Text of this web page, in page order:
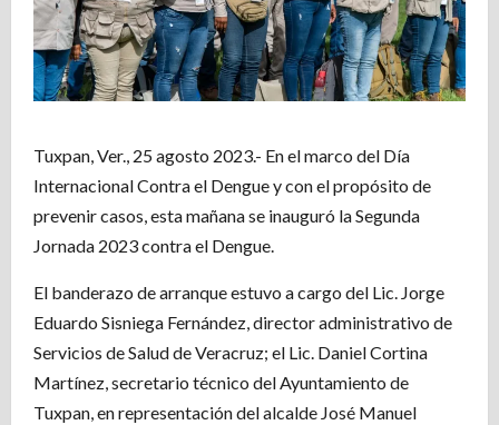
Tuxpan, Ver., 25 agosto 2023.- En el marco del Día
Internacional Contra el Dengue y con el propósito de
prevenir casos, esta mañana se inauguró la Segunda
Jornada 2023 contra el Dengue.
El banderazo de arranque estuvo a cargo del Lic. Jorge
Eduardo Sisniega Fernández, director administrativo de
Servicios de Salud de Veracruz; el Lic. Daniel Cortina
Martínez, secretario técnico del Ayuntamiento de
Tuxpan, en representación del alcalde José Manuel